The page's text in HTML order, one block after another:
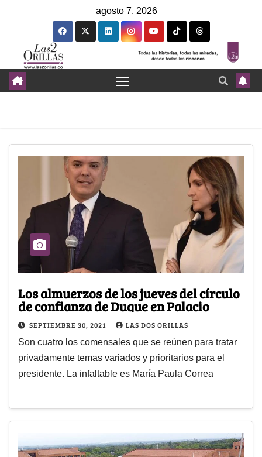
agosto 7, 2026
Los almuerzos de los jueves del círculo
de confianza de Duque en Palacio
SEPTIEMBRE 30, 2021 LAS DOS ORILLAS
Son cuatro los comensales que se reúnen para tratar
privadamente temas variados y prioritarios para el
presidente. La infaltable es María Paula Correa